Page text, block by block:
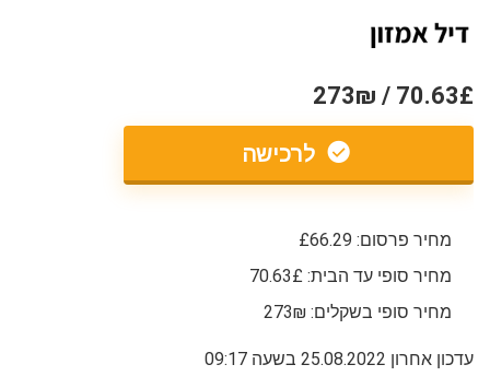
70.63£ / 273₪
לרכישה
מחיר פרסום: £66.29
מחיר סופי עד הבית: 70.63£
מחיר סופי בשקלים: 273₪
עדכון אחרון 25.08.2022 בשעה 09:17